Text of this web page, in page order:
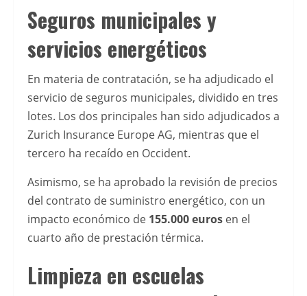
EspaÃ±a
y
descubrir
principales
tendencias
para
2026.
quienes
buscan
opciones
de
seguras
Seguros municipales y
servicios energéticos
En materia de contratación, se ha adjudicado el
servicio de seguros municipales, dividido en tres
lotes. Los dos principales han sido adjudicados a
Zurich Insurance Europe AG, mientras que el
tercero ha recaído en Occident.
Asimismo, se ha aprobado la revisión de precios
del contrato de suministro energético, con un
impacto económico de 155.000 euros en el
cuarto año de prestación térmica.
Limpieza en escuelas